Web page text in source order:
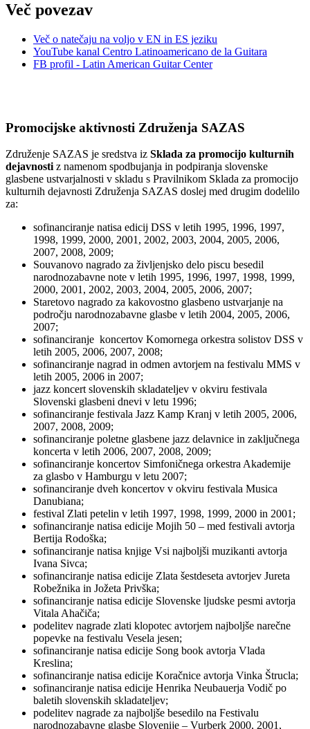
Več povezav
Več o natečaju na voljo v EN in ES jeziku
YouTube kanal Centro Latinoamericano de la Guitara
FB profil - Latin American Guitar Center
Promocijske aktivnosti Združenja SAZAS
Združenje SAZAS je sredstva iz Sklada za promocijo kulturnih
dejavnostiz namenom spodbujanja in podpiranja slovenske
glasbene ustvarjalnosti v skladu s Pravilnikom Sklada za promocijo
kulturnih dejavnosti Združenja SAZAS doslej med drugim dodelilo
za:
sofinanciranje natisa edicij DSS v letih 1995, 1996, 1997,
1998, 1999, 2000, 2001, 2002, 2003, 2004, 2005, 2006,
2007, 2008, 2009;
Souvanovo nagrado za življenjsko delo piscu besedil
narodnozabavne note v letih 1995, 1996, 1997, 1998, 1999,
2000, 2001, 2002, 2003, 2004, 2005, 2006, 2007;
Staretovo nagrado za kakovostno glasbeno ustvarjanje na
področju narodnozabavne glasbe v letih 2004, 2005, 2006,
2007;
sofinanciranje koncertov Komornega orkestra solistov DSS v
letih 2005, 2006, 2007, 2008;
sofinanciranje nagrad in odmen avtorjem na festivalu MMS v
letih 2005, 2006 in 2007;
jazz koncert slovenskih skladateljev v okviru festivala
Slovenski glasbeni dnevi v letu 1996;
sofinanciranje festivala Jazz Kamp Kranj v letih 2005, 2006,
2007, 2008, 2009;
sofinanciranje poletne glasbene jazz delavnice in zaključnega
koncerta v letih 2006, 2007, 2008, 2009;
sofinanciranje koncertov Simfoničnega orkestra Akademije
za glasbo v Hamburgu v letu 2007;
sofinanciranje dveh koncertov v okviru festivala Musica
Danubiana;
festival Zlati petelin v letih 1997, 1998, 1999, 2000 in 2001;
sofinanciranje natisa edicije Mojih 50 – med festivali avtorja
Bertija Rodoška;
sofinanciranje natisa knjige Vsi najboljši muzikanti avtorja
Ivana Sivca;
sofinanciranje natisa edicije Zlata šestdeseta avtorjev Jureta
Robežnika in Jožeta Privška;
sofinanciranje natisa edicije Slovenske ljudske pesmi avtorja
Vitala Ahačiča;
podelitev nagrade zlati klopotec avtorjem najboljše narečne
popevke na festivalu Vesela jesen;
sofinanciranje natisa edicije Song book avtorja Vlada
Kreslina;
sofinanciranje natisa edicije Koračnice avtorja Vinka Štrucla;
sofinanciranje natisa edicije Henrika Neubauerja Vodič po
baletih slovenskih skladateljev;
podelitev nagrade za najboljše besedilo na Festivalu
narodnozabavne glasbe Slovenije – Vurberk 2000, 2001,